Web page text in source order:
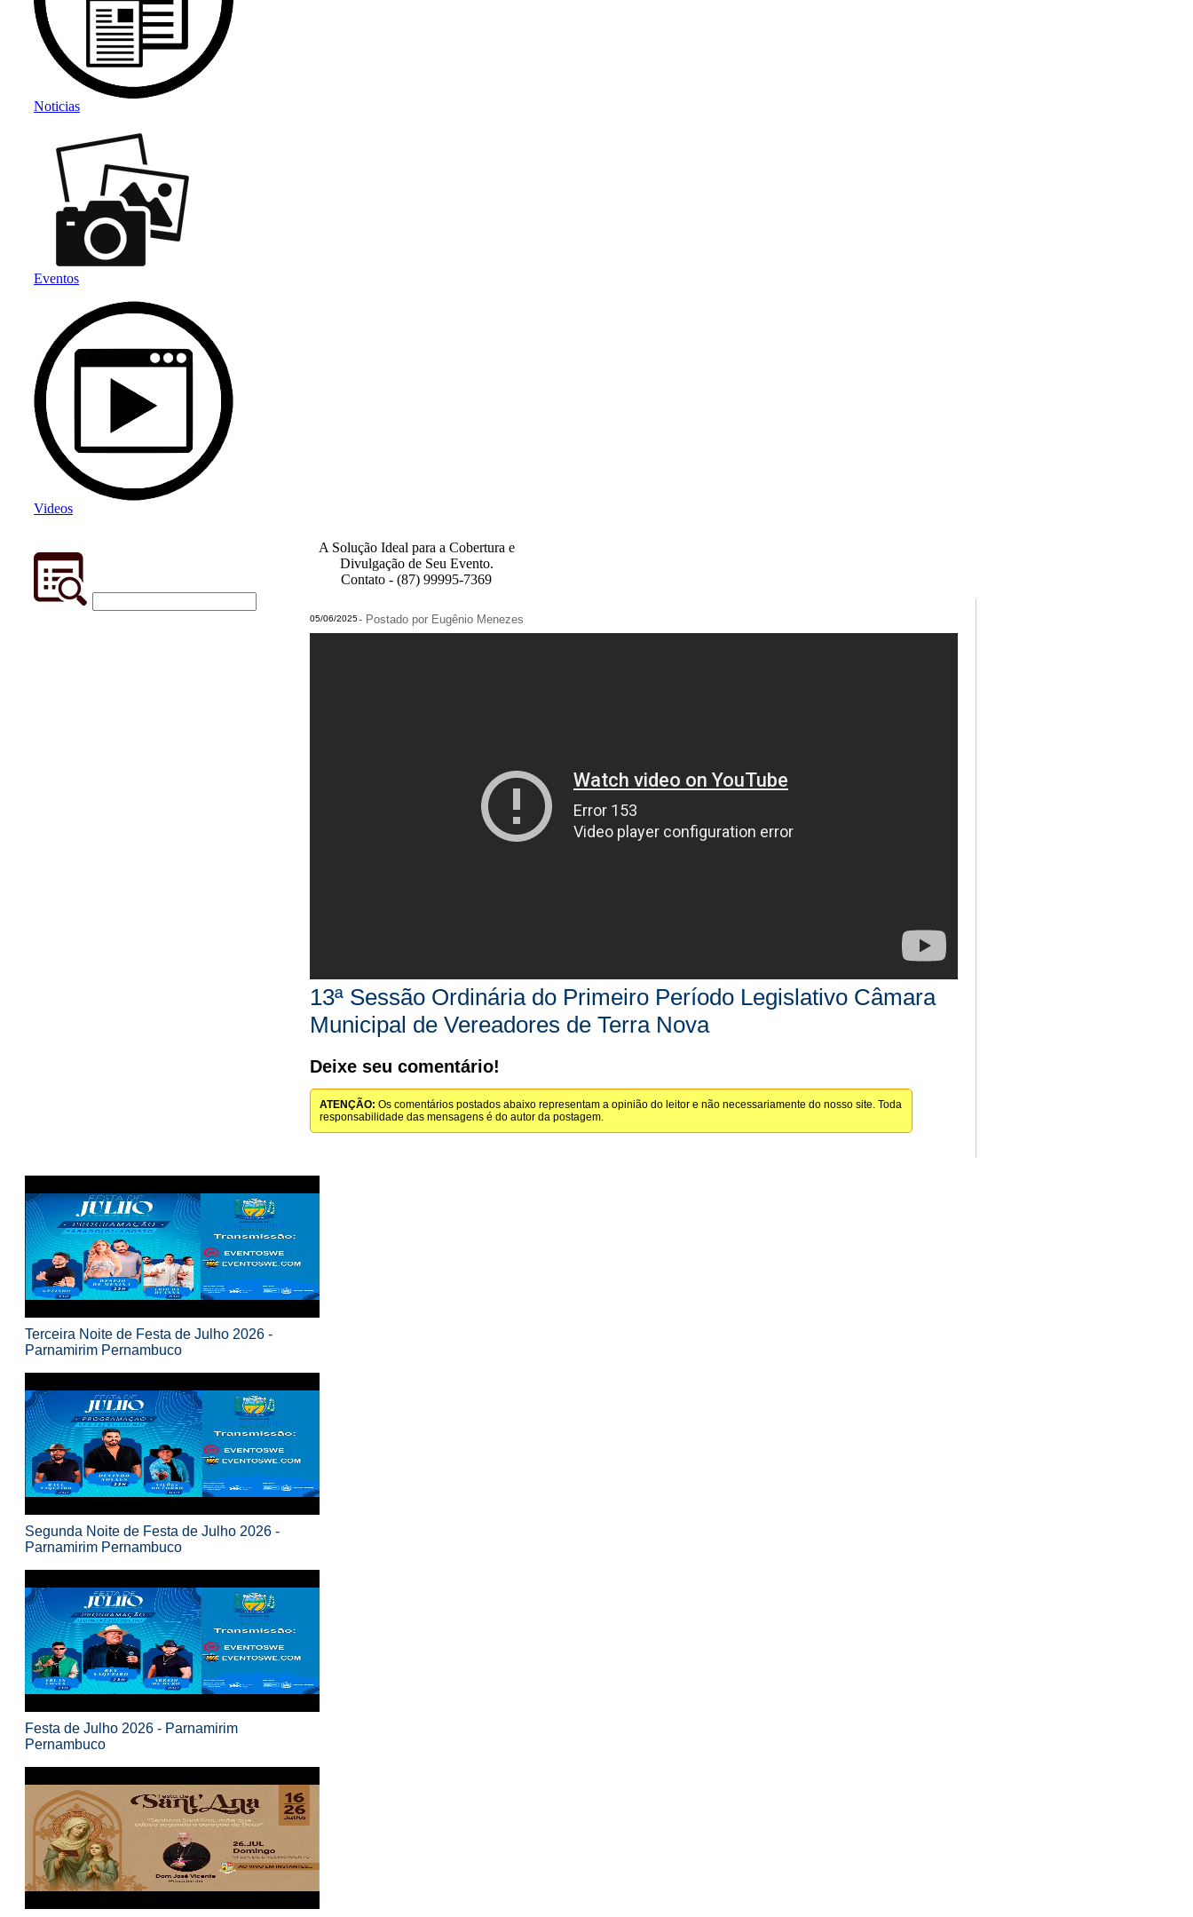
Noticias
Eventos
Videos
A Solução Ideal para a Cobertura e
Divulgação de Seu Evento.
Contato - (87) 99995-7369
05/06/2025- Postado por Eugênio Menezes
13ª Sessão Ordinária do Primeiro Período Legislativo Câmara
Municipal de Vereadores de Terra Nova
Deixe seu comentário!
ATENÇÃO: Os comentários postados abaixo representam a opinião do leitor e não necessariamente do nosso site. Toda
responsabilidade das mensagens é do autor da postagem.
Terceira Noite de Festa de Julho 2026 -
Parnamirim Pernambuco
Segunda Noite de Festa de Julho 2026 -
Parnamirim Pernambuco
Festa de Julho 2026 - Parnamirim
Pernambuco